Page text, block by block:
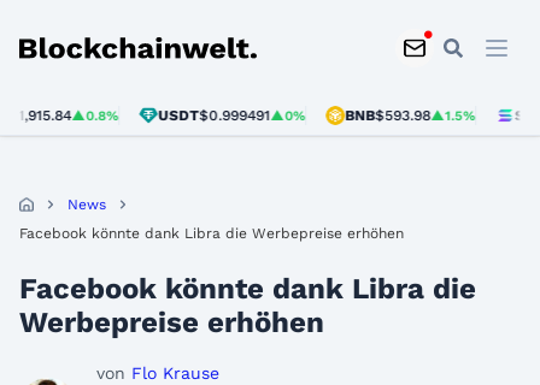
Blockchainwelt
▲0.8% USDT$0.999491▲0% BNB$593.98▲1.5% SOL
News
Facebook könnte dank Libra die Werbepreise erhöhen
Facebook könnte dank Libra die
Werbepreise erhöhen
von Flo Krause